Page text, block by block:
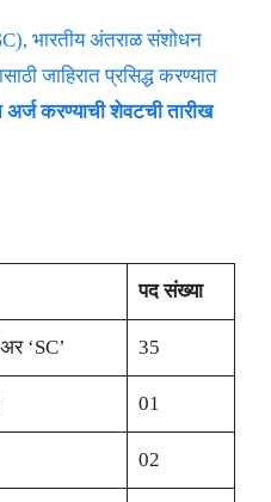
भारतीय अंतराळ संशोधन
जाहिरात प्रसिद्ध करण्यात
करण्याची शेवटची तारीख
पद संख्या
‘SC’ 35
01
02